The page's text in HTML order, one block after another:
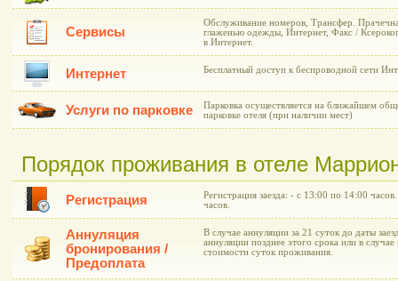
Сервисы
Обслуживание номеров, Трансфер.
глаженью одежды, Интернет, Факс /
в Интернет.
Интернет Бесплатный доступ к беспроводной сети
Услуги по парковке
Парковка осуществляется на ближайшем
парковке отеля (при наличии мест)
Порядок проживания в отеле
Регистрация
Регистрация заезда: - с 13:00 по 14:00
часов.
Аннуляция
бронирования /
Предоплата
В случае аннуляции за 21 суток до даты
аннуляции позднее этого срока или в случае
стоимости суток проживания.